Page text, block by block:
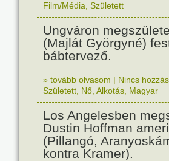
Film/Média Született
Ungváron
(Majlát Györgyné)
bábtervező.
» tovább olvasom | Nincs
Született Nő Alkotás Magyar
Los Angelesben
Dustin Hoffman
(Pillangó,
kontra Kramer).